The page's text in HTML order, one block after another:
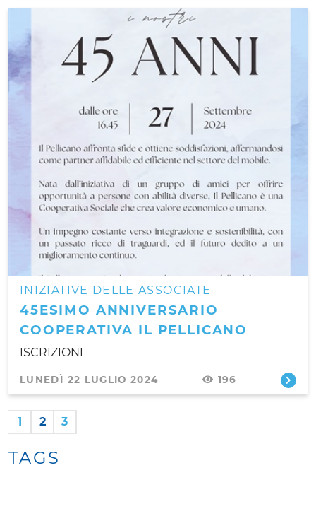
INIZIATIVE DELLE ASSOCIATE
45ESIMO ANNIVERSARIO
COOPERATIVA IL PELLICANO
ISCRIZIONI
LUNEDÌ 22 LUGLIO 2024 196
1 2 3
TAGS